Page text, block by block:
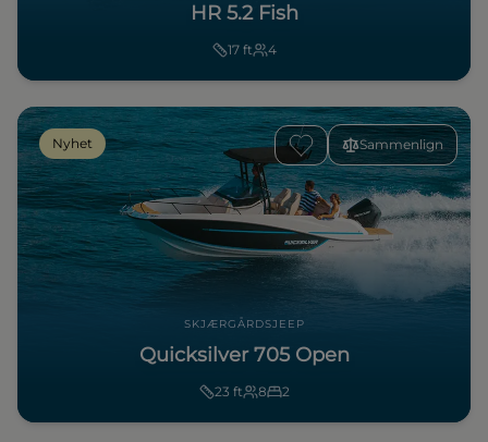
HR 5.2 Fish
17 ft 4
Sammenlign
Nyhet
SKJÆRGÅRDSJEEP
Quicksilver 705 Open
23 ft 8 2